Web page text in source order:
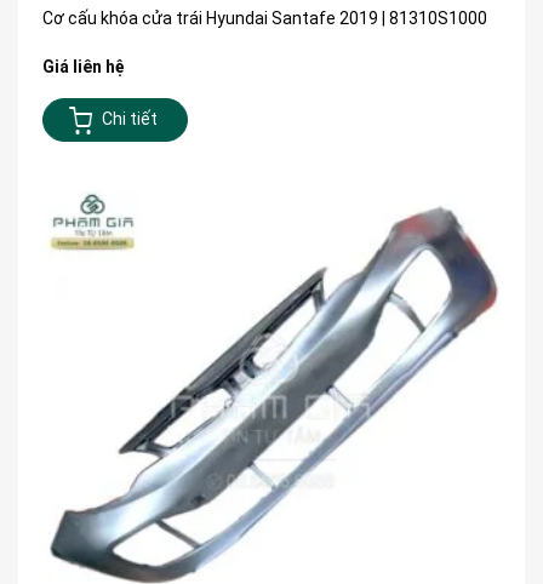
Cơ cấu khóa cửa trái Hyundai Santafe 2019 | 81310S1000
Giá liên hệ
Chi tiết